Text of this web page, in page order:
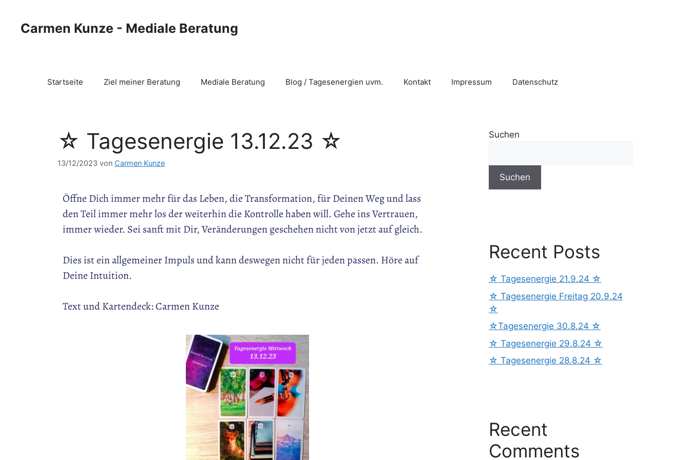
Carmen Kunze - Mediale Beratung
Startseite Ziel meiner Beratung Mediale Beratung Blog / Tagesenergien uvm. Kontakt Impressum Datenschutz
☆ Tagesenergie 13.12.23 ☆
13/12/2023 von Carmen Kunze
Öffne Dich immer mehr für das Leben, die Transformation, für Deinen Weg und lass
den Teil immer mehr los der weiterhin die Kontrolle haben will. Gehe ins Vertrauen,
immer wieder. Sei sanft mit Dir, Veränderungen geschehen nicht von jetzt auf gleich.
Dies ist ein allgemeiner Impuls und kann deswegen nicht für jeden passen. Höre auf
Deine Intuition.
Text und Kartendeck: Carmen Kunze
Suchen
Suchen
Recent Posts
☆ Tagesenergie 21.9.24 ☆
☆ Tagesenergie Freitag 20.9.24
☆
☆Tagesenergie 30.8.24 ☆
☆ Tagesenergie 29.8.24 ☆
☆ Tagesenergie 28.8.24 ☆
Recent
Comments